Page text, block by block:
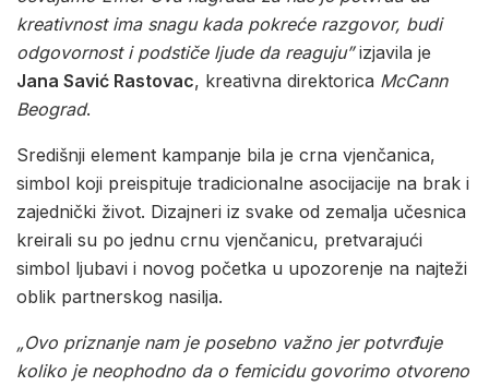
kreativnost ima snagu kada pokreće razgovor, budi
odgovornost i podstiče ljude da reaguju”izjavila je
Jana Savić Rastovac, kreativna direktorica McCann
Beograd.
Središnji element kampanje bila je crna vjenčanica,
simbol koji preispituje tradicionalne asocijacije na brak i
zajednički život. Dizajneri iz svake od zemalja učesnica
kreirali su po jednu crnu vjenčanicu, pretvarajući
simbol ljubavi i novog početka u upozorenje na najteži
oblik partnerskog nasilja.
„Ovo priznanje nam je posebno važno jer potvrđuje
koliko je neophodno da o femicidu govorimo otvoreno